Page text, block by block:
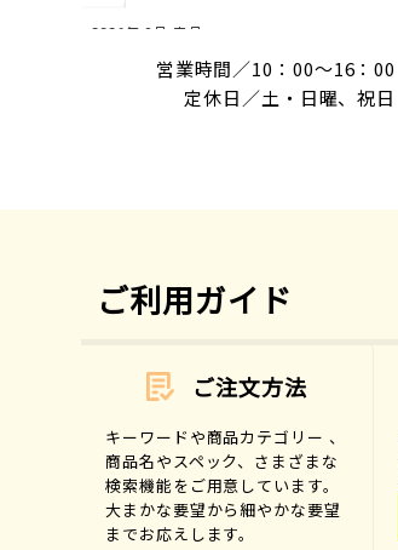
営業時間／10：00～16：00
定休日／土・日曜、祝日
ご利用ガイド
ご注文方法
キーワードや商品カテゴリー 、
商品名やスペック、さまざまな
検索機能をご用意しています。
大まかな要望から細やかな要望
までお応えします。